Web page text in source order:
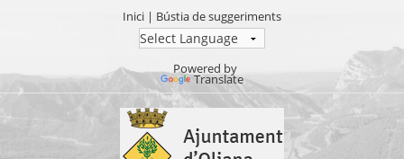
Inici | Bústia de suggeriments
Powered by
Translate
contingut.